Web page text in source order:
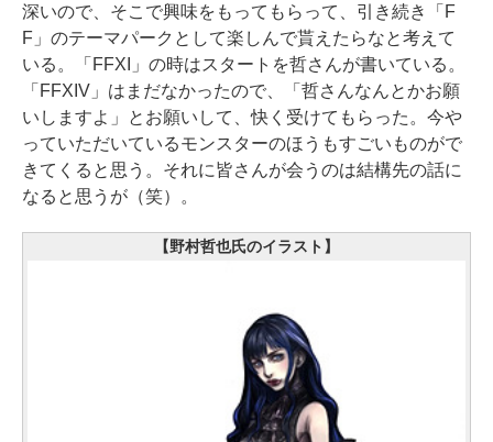
深いので、そこで興味をもってもらって、引き続き「F
F」のテーマパークとして楽しんで貰えたらなと考えて
いる。「FFXI」の時はスタートを哲さんが書いている。
「FFXIV」はまだなかったので、「哲さんなんとかお願
いしますよ」とお願いして、快く受けてもらった。今や
っていただいているモンスターのほうもすごいものがで
きてくると思う。それに皆さんが会うのは結構先の話に
なると思うが（笑）。
【野村哲也氏のイラスト】